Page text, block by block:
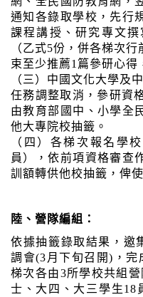
通知各錄取學校，先行
課程講授、研究專文
（乙式5份，併各梯次
束至少推薦1篇參研心得
（三）中國文化大學及
任務調整取消，參研資
由教育部國中、小學全
他大專院校抽籤。
（四）各梯次報名學
員），依前項資格審查
訓額轉供他校抽籤，俾
陸、營隊編組：
依據抽籤錄取結果，邀
調會(3月下旬召開)，完
梯次各由3所學校共組
士、大四、大三學生18